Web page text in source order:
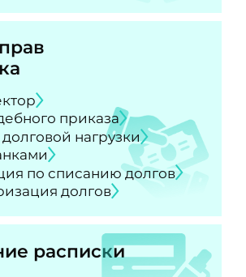
приказа
нагрузки
по списанию долгов
долгов
расписки